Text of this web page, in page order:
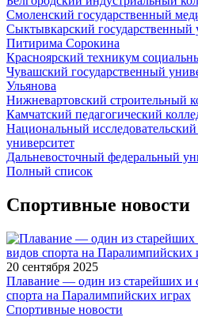
Смоленский государственный
Сыктывкарский государственный
Питирима Сорокина
Красноярский техникум
Чувашский государственный
Ульянова
Нижневартовский строительный
Камчатский педагогический
Национальный
университет
Дальневосточный федеральный
Полный список
Спортивные новости
20 сентября 2025
Плавание — один из старейших и
спорта на Паралимпийских играх
Спортивные новости